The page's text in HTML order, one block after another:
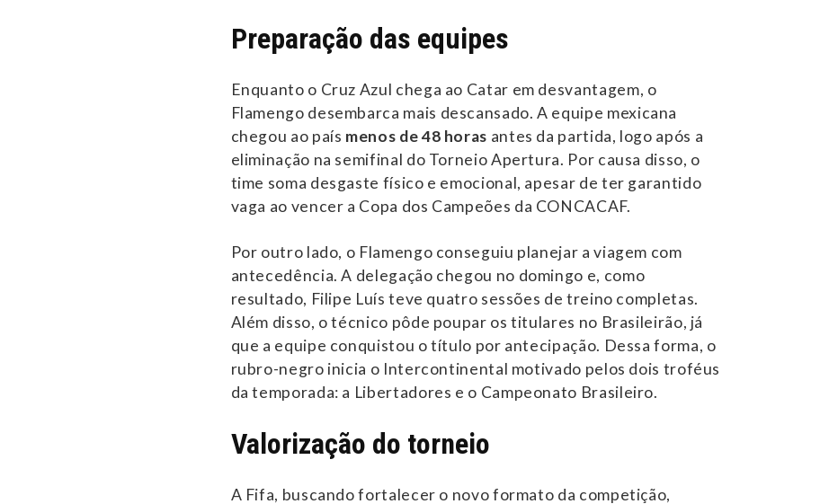
Preparação das equipes
Enquanto o Cruz Azul chega ao Catar em desvantagem, o
Flamengo desembarca mais descansado. A equipe mexicana
chegou ao país menos de 48 horas antes da partida, logo após a
eliminação na semifinal do Torneio Apertura. Por causa disso, o
time soma desgaste físico e emocional, apesar de ter garantido
vaga ao vencer a Copa dos Campeões da CONCACAF.
Por outro lado, o Flamengo conseguiu planejar a viagem com
antecedência. A delegação chegou no domingo e, como
resultado, Filipe Luís teve quatro sessões de treino completas.
Além disso, o técnico pôde poupar os titulares no Brasileirão, já
que a equipe conquistou o título por antecipação. Dessa forma, o
rubro-negro inicia o Intercontinental motivado pelos dois troféus
da temporada: a Libertadores e o Campeonato Brasileiro.
Valorização do torneio
A Fifa, buscando fortalecer o novo formato da competição,